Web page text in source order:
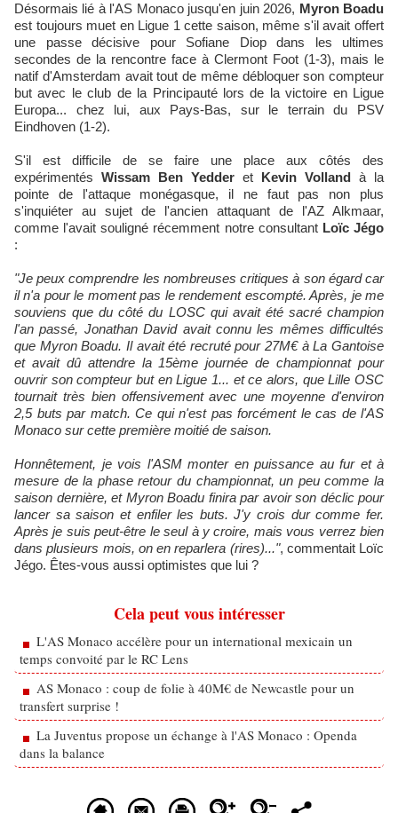
Désormais lié à l'AS Monaco jusqu'en juin 2026, Myron Boadu
est toujours muet en Ligue 1 cette saison, même s'il avait offert
une passe décisive pour Sofiane Diop dans les ultimes
secondes de la rencontre face à Clermont Foot (1-3), mais le
natif d'Amsterdam avait tout de même débloquer son compteur
but avec le club de la Principauté lors de la victoire en Ligue
Europa... chez lui, aux Pays-Bas, sur le terrain du PSV
Eindhoven (1-2).
S'il est difficile de se faire une place aux côtés des
expérimentés Wissam Ben Yedder et Kevin Volland à la
pointe de l'attaque monégasque, il ne faut pas non plus
s'inquiéter au sujet de l'ancien attaquant de l'AZ Alkmaar,
comme l'avait souligné récemment notre consultant Loïc Jégo
:
"Je peux comprendre les nombreuses critiques à son égard car
il n'a pour le moment pas le rendement escompté. Après, je me
souviens que du côté du LOSC qui avait été sacré champion
l'an passé, Jonathan David avait connu les mêmes difficultés
que Myron Boadu. Il avait été recruté pour 27M€ à La Gantoise
et avait dû attendre la 15ème journée de championnat pour
ouvrir son compteur but en Ligue 1... et ce alors, que Lille OSC
tournait très bien offensivement avec une moyenne d'environ
2,5 buts par match. Ce qui n'est pas forcément le cas de l'AS
Monaco sur cette première moitié de saison.
Honnêtement, je vois l'ASM monter en puissance au fur et à
mesure de la phase retour du championnat, un peu comme la
saison dernière, et Myron Boadu finira par avoir son déclic pour
lancer sa saison et enfiler les buts. J'y crois dur comme fer.
Après je suis peut-être le seul à y croire, mais vous verrez bien
dans plusieurs mois, on en reparlera (rires)...", commentait Loïc
Jégo. Êtes-vous aussi optimistes que lui ?
Cela peut vous intéresser
L'AS Monaco accélère pour un international mexicain un
temps convoité par le RC Lens
AS Monaco : coup de folie à 40M€ de Newcastle pour un
transfert surprise !
La Juventus propose un échange à l'AS Monaco : Openda
dans la balance